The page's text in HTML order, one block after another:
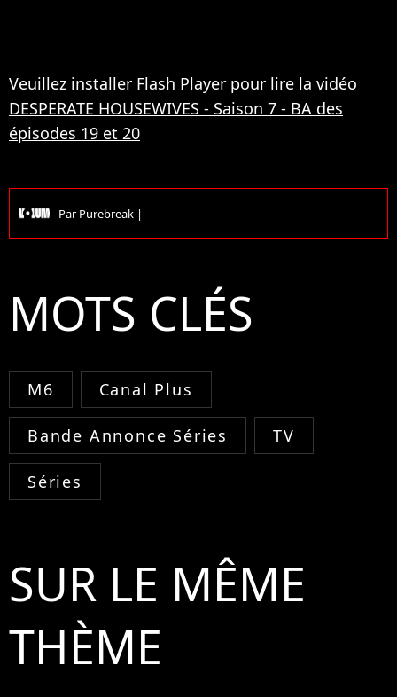
Veuillez installer Flash Player pour lire la vidéo
DESPERATE HOUSEWIVES - Saison 7 - BA des
épisodes 19 et 20
ParPurebreak |
MOTS CLÉS
M6 Canal Plus
Bande Annonce Séries TV
Séries
SUR LE MÊME
THÈME